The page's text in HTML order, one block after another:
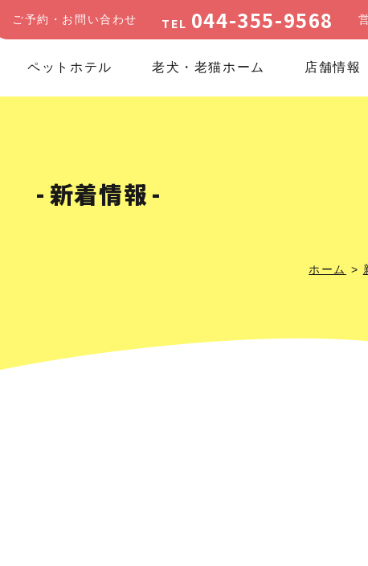
ご予約・お問い合わせ TEL 044-355-9568
ペットホテル 老犬・老猫ホーム 店舗情報
新着情報
ホーム >